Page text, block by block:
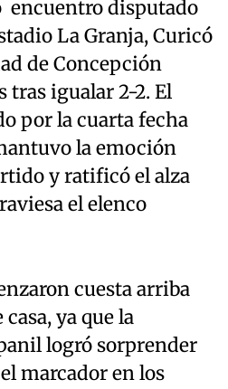
encuentro disputado
La Granja, Curicó
de Concepción
igualar 2-2. El
por la cuarta fecha
la emoción
y ratificó el alza
el elenco
cuesta arriba
ya que la
logró sorprender
marcador en los